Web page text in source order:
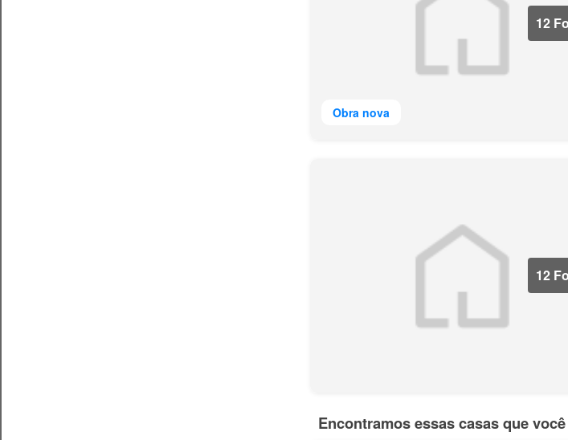
Obra nova
12
12
Encontramos essas casas que